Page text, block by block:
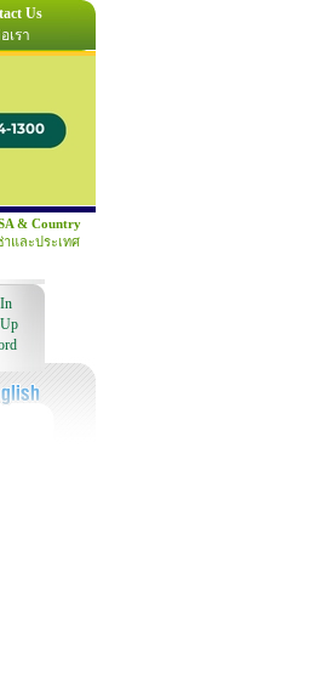
Us
เรา
& Country
าและประเทศ